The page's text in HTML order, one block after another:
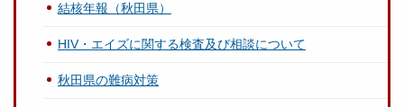
結核年報（秋田県）
HIV・エイズに関する検査及び相談について
秋田県の難病対策